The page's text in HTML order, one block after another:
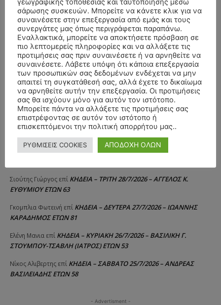
Θεόδωρος ΝάκοςεπίΚΗΔΕΙΑ – ΔΕΥΤΕΡΑ 3/8/2026 – ΔΗΜΗΤΡΙΟΣ Σ.
ΤΣΙΛΙΚΗΣ ΕΤΩΝ 79
ΠΑΝΑΓΙΩΤΗΣ IΩΑΚΕΙΜΙΔΗΣεπί ΚΗΔΕΙΑ – ΔΕΥΤΕΡΑ 3/8/2026 –
ΣΠΥΡΙΔΟΥΛΑ Γ. ΣΕΪΤΑΝΙΔΟΥ ΕΤΩΝ 91
Αγγελική ΘωμουεπίΚΗΔΕΙΑ – ΔΕΥΤΕΡΑ 3/8/2026 – ΔΗΜΗΤΡΙΟΣ Σ.
ΤΣΙΛΙΚΗΣ ΕΤΩΝ 79
Δημήτριος ΔάτσικαςεπίΚΗΔΕΙΑ – ΠΑΡΑΣΚΕΥΗ 31/7/2026 –
ΚΩΝΣΤΑΝΤΙΝΟΣ Ε. ΛΑΙΜΟΔΕΤΗΣ ΕΤΩΝ 27
ΛευτέρηςεπίΚΗΔΕΙΑ – ΠΑΡΑΣΚΕΥΗ 31/7/2026 – ΚΩΝΣΤΑΝΤΙΝΟΣ Ε.
ΛΑΙΜΟΔΕΤΗΣ ΕΤΩΝ 27
Raniad4επίΚΗΔΕΙΑ – ΠΑΡΑΣΚΕΥΗ 31/7/2026 – ΚΩΝΣΤΑΝΤΙΝΟΣ Ε.
Σιούτης Γιώργος επί ΚΗΔΕΙΑ – ΤΡΙΤΗ 28/7/2026 – ΑΓΓΕΛΟΣ Κ.
ΕΥΘΥΜΙΟΥ ΕΤΩΝ 63
Γκομπλια Φωτεινή επί ΚΗΔΕΙΑ – ΔΕΥΤΕΡΑ 27/7/2026 – ΙΩΑΝΝΗΣ
ΚΑΡΑΔΗΜΟΣ ΕΤΩΝ 81
Ελένη Μανια επί ΚΗΔΕΙΑ – ΚΥΡΙΑΚΗ 26/7/2026 – ΒΑΣΙΛΙΚΗ Γ.
ΣΤΟΥΜΠΟΥ-ΤΣΑΒΛΗ (ΙΑΤΡΟΣ) ΕΤΩΝ 53
Νίκος Αλιβερτης επί ΚΗΔΕΙΑ – ΣΑΒΒΑΤΟ 25/7/2026 – ΑΝΔΡΕΑΣ
ΒΑΣΙΛΕΙΑΔΗΣ ΕΤΩΝ 58
- Advertisment -
γεωγραφικής τοποθεσίας και ταυτοποίησης μέσω
σάρωσης συσκευών. Μπορείτε να κάνετε κλικ για να
συναινέσετε στην επεξεργασία από εμάς και τους
συνεργάτες μας όπως περιγράφεται παραπάνω.
Εναλλακτικά, μπορείτε να αποκτήσετε πρόσβαση σε
πιο λεπτομερείς πληροφορίες και να αλλάξετε τις
προτιμήσεις σας πριν συναινέσετε ή να αρνηθείτε να
συναινέσετε. Λάβετε υπόψη ότι κάποια επεξεργασία
των προσωπικών σας δεδομένων ενδέχεται να μην
απαιτεί τη συγκατάθεσή σας, αλλά έχετε το δικαίωμα
να αρνηθείτε αυτήν την επεξεργασία. Οι προτιμήσεις
σας θα ισχύουν μόνο για αυτόν τον ιστότοπο.
Μπορείτε πάντα να αλλάξετε τις προτιμήσεις σας
επιστρέφοντας σε αυτόν τον ιστότοπο ή
επισκεπτόμενοι την πολιτική απορρήτου μας..
ΡΥΘΜΙΣΕΙΣ COOKIES ΑΠΟΔΟΧΗ ΟΛΩΝ